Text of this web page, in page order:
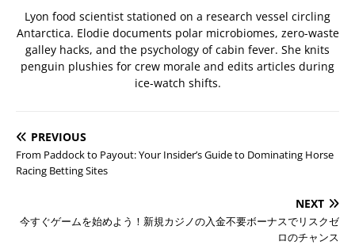
Lyon food scientist stationed on a research vessel circling
Antarctica. Elodie documents polar microbiomes, zero-waste
galley hacks, and the psychology of cabin fever. She knits
penguin plushies for crew morale and edits articles during
ice-watch shifts.
PREVIOUS
From Paddock to Payout: Your Insider’s Guide to Dominating Horse
Racing Betting Sites
NEXT
今すぐゲームを始めよう！新規カジノの入金不要ボーナスでリスクゼ
ロのチャンス